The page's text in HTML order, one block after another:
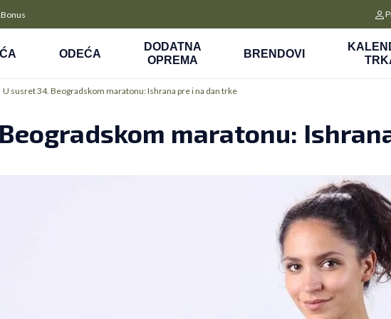
platite na 9 rata
ODEĆA
DODATNA
OPREMA
BRENDOVI
U susret 34. Beogradskom maratonu: Ishrana pre i na dan trke
maratonu: